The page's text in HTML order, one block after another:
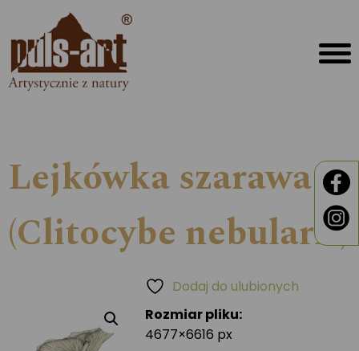
Lejkówka szarawa
(Clitocybe nebularis)
Rozmiar pliku:
4677×6616 px
Dodaj do ulubionych